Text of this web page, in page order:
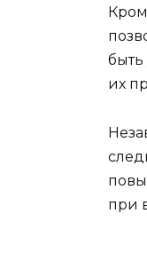
быть
их
при